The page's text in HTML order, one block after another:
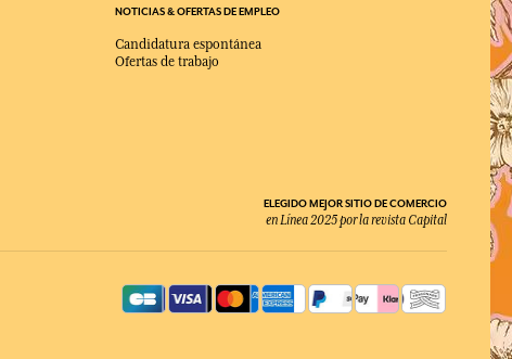
NOTICIAS & OFERTAS DE EMPLEO
Candidatura espontánea
Ofertas de trabajo
ELEGIDO MEJOR SITIO DE COMERCIO
en Línea 2025 por la revista Capital